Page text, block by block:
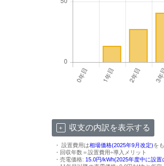
収支の内訳を表示する
・ 設置費用は相場価格(2025年9月改定)を
・回収年数＝設置費用÷導入メリット
・売電価格: 15.0円/kWh(2025年度中に設置